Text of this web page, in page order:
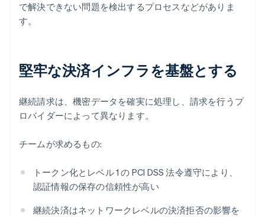
で解決できない問題を検出するプロセスなどがありま
す。
堅牢な決済インフラを基盤とする
継続請求は、機密データを確実に処理し、請求を行うプ
ロバイダーによって異なります。
チームが求めるもの:
トークン化とレベル 1 の PCI DSS 法令遵守により、
認証情報の保存の信頼性が高い
継続決済はネットワークレベルの決済拒否の影響を